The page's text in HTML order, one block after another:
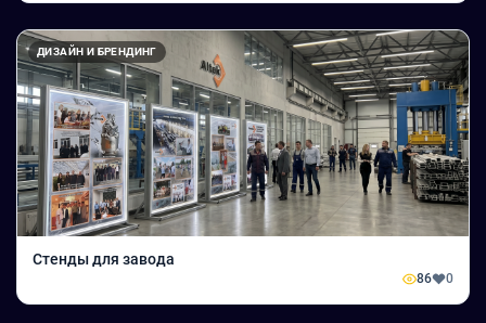
ДИЗАЙН И БРЕНДИНГ
Стенды для завода
86 0